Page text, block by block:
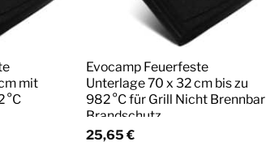
mit
°C
Evocamp Feuerfeste
Unterlage 70 x 32 cm bis zu
982 °C für Grill Nicht Brennbar
Brandschutz
25,65 €